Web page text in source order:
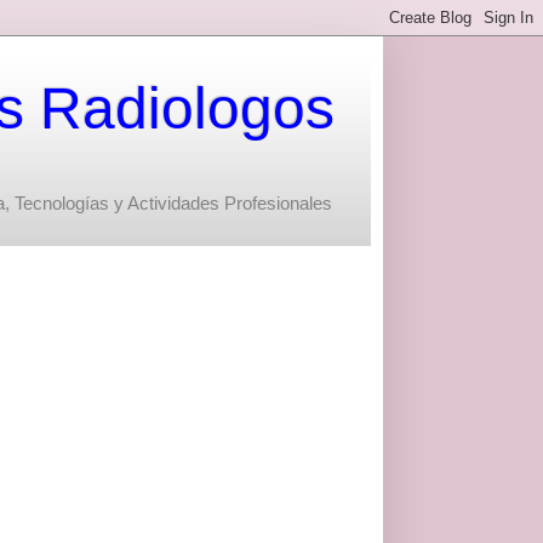
Radiologos
Tecnologías y Actividades Profesionales